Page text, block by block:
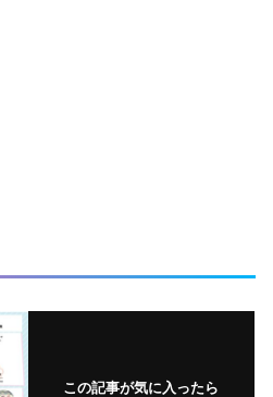
この記事が気に入ったら